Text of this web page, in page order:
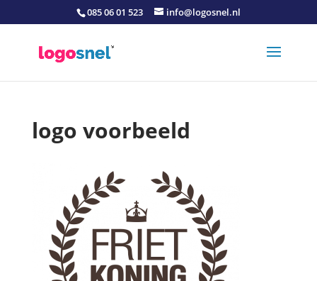
085 06 01 523 info@logosnel.nl
logo voorbeeld